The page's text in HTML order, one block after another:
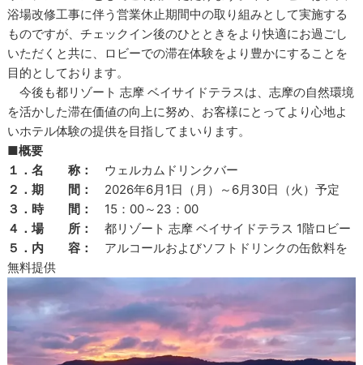
浴場改修工事に伴う営業休止期間中の取り組みとして実施する
ものですが、チェックイン後のひとときをより快適にお過ごし
いただくと共に、ロビーでの滞在体験をより豊かにすることを
目的としております。
今後も都リゾート 志摩 ベイサイドテラスは、志摩の自然環境
を活かした滞在価値の向上に努め、お客様にとってより心地よ
いホテル体験の提供を目指してまいります。
■概要
１．名 称： ウェルカムドリンクバー
２．期 間：
2026年6月1日（月）～6月30日（火）予定
３．時 間： 15：00～23：00
４．場 所：都リゾート 志摩 ベイサイドテラス 1階ロビー
５．内 容： アルコールおよびソフトドリンクの缶飲料を
無料提供